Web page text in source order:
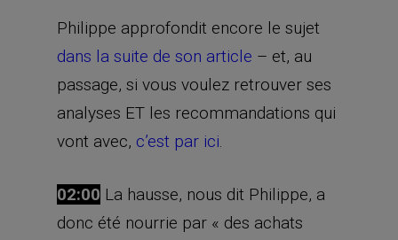
Philippe approfondit encore le sujet
dans la suite de son article – et, au
passage, si vous voulez retrouver ses
analyses ET les recommandations qui
vont avec, c’est par ici
02:00 La hausse, nous dit Philippe, a
donc été nourrie par « des achats